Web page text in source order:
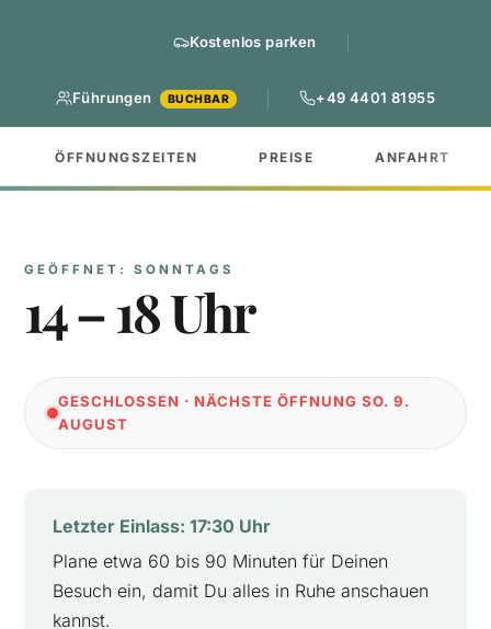
Kostenlos parken
Führungen BUCHBAR +49 4401 81955
ÖFFNUNGSZEITEN PREISE ANFAHRT
GEÖFFNET: SONNTAGS
14 – 18 Uhr
GESCHLOSSEN · NÄCHSTE ÖFFNUNG SO. 9.
AUGUST
Letzter Einlass: 17:30 Uhr
Plane etwa 60 bis 90 Minuten für Deinen
Besuch ein, damit Du alles in Ruhe anschauen
kannst.